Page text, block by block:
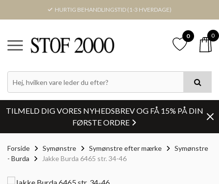
HURTIG BEHANDLINGSTID (1-3 HVERDAGE)
0 0
TILMELD DIG VORES NYHEDSBREV OG FÅ 15% PÅ DIN
FØRSTE ORDRE
Forside Symønstre Symønstre efter mærke
Symønstre
- Burda
Jakke Burda 6465 str. 34-46